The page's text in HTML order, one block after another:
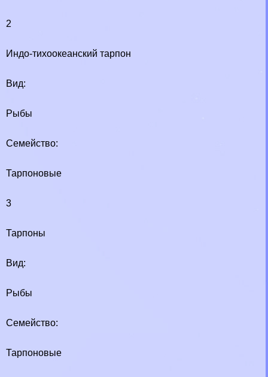
2
Индо-тихоокеанский тарпон
Вид:
Рыбы
Семейство:
Тарпоновые
3
Тарпоны
Вид:
Рыбы
Семейство:
Тарпоновые